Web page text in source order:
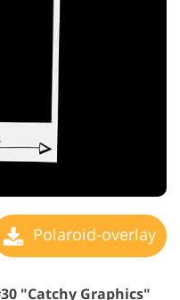
Polaroid-overlay
"Catchy Graphics"